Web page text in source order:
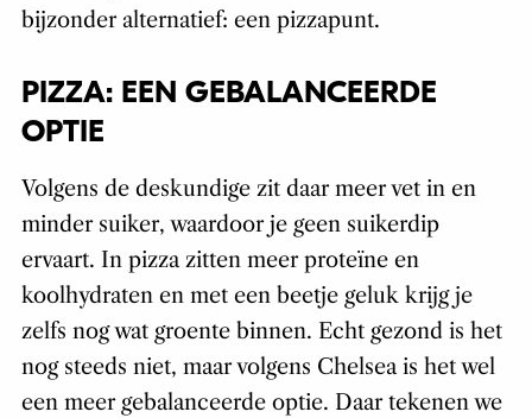
bijzonder alternatief: een pizzapunt.
PIZZA: EEN GEBALANCEERDE
OPTIE
Volgens de deskundige zit daar meer vet in en
minder suiker, waardoor je geen suikerdip
ervaart. In pizza zitten meer proteïne en
koolhydraten en met een beetje geluk krijg je
zelfs nog wat groente binnen. Echt gezond is het
nog steeds niet, maar volgens Chelsea is het wel
een meer gebalanceerde optie. Daar tekenen we